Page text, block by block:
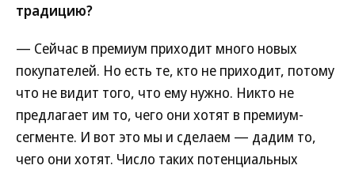
традицию?
— Сейчас в премиум приходит много новых
покупателей. Но есть те, кто не приходит, потому
что не видит того, что ему нужно. Никто не
предлагает им то, чего они хотят в премиум-
сегменте. И вот это мы и сделаем — дадим то,
чего они хотят. Число таких потенциальных